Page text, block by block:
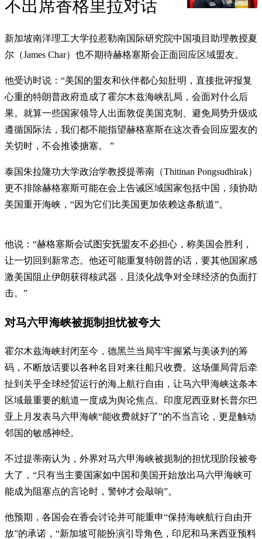
不出席香格里拉对话
新加坡南洋理工大学拉惹勒南国际研究院中国项目助理教授夏
尔（James Char）也不期待赫格塞斯会正面回应区域盟友。
他受访时说：“美国的盟友和伙伴都心知肚明，直接批评报复
心重的特朗普政府造成了霍尔木兹海峡乱局，会面对什么后
果。就算一些国家领导人出面敦促美国克制、避免局势升级或
遵循国际法，我们都不能指望赫格塞斯在这次香会回应盟友的
关切时，不会推诿搪塞。 ”
泰国朱拉隆功大学政治学教授提蒂南（Thitinan Pongsudhirak）
更不排除赫格塞斯可能在会上告诫区域国家包括中国，须协助
美国重开海峡，“因为它们比美国更加依赖这条航道”。
他说：“赫格塞斯会试图安抚盟友不必担心，称美国会胜利，
让一切回到新常态。他还可能重复特朗普的话，要其他国家感
激美国阻止伊朗获得核武器，且淡化战争对全球经济的负面打
击。”
对马六甲海峡被扼制担忧被夸大
霍尔木兹海峡封闭至今，德黑兰当局牢牢握紧与美谈判的筹
码，不断放话要以各种名目对来往船只收费。这场僵局背后牵
扯到关乎全球经贸运行的海上航行自由，让马六甲海峡这条本
区域最重要的航道一度成为舆论焦点。印度尼西亚财长普尔巴
亚上月发表马六甲海峡“能收费就好了”的不当言论，更是触动
邻国的敏感神经。
不过提蒂南认为，外界对马六甲海峡被扼制的担忧现阶段被夸
大了，“只有当主要国家如中国和美国开始放出马六甲海峡可
能成为阻塞点的言论时，警钟才会敲响”。
他预期，各国会在香会讨论并可能重申“保持海峡航行自由开
放”的承诺，“新加坡可能扮演引导角色，印尼和马来西亚预料